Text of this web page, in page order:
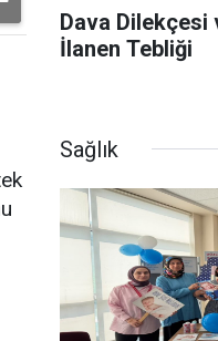
Dava Dilekçesi
İlanen Tebliği
Sağlık